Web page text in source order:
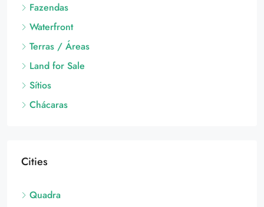
Fazendas
Waterfront
Terras / Áreas
Land for Sale
Sítios
Chácaras
Cities
Quadra